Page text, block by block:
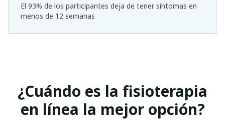
El 93% de los participantes deja de tener síntomas en
menos de 12 semanas
¿Cuándo es la fisioterapia
en línea la mejor opción?